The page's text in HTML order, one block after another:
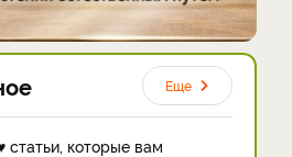
Еще
статьи, которые вам